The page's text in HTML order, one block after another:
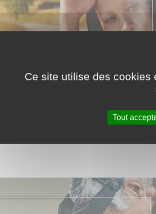
Ce site utilise des cookies
Tout